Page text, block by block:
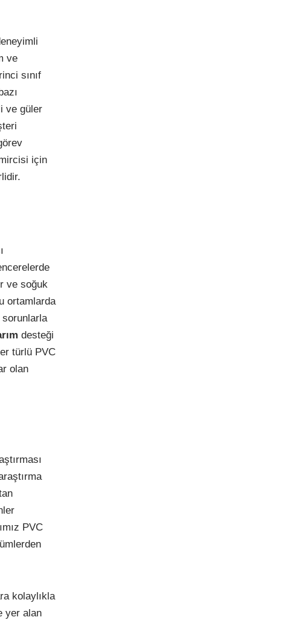
ve
sınıf
ve güler
için
ve soğuk
ortamlarda
sorunlarla
desteği
türlü PVC
olan
PVC
kolaylıkla
yer alan